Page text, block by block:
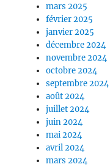
mars 2025
février 2025
janvier 2025
décembre 2024
novembre 2024
octobre 2024
septembre 2024
août 2024
juillet 2024
juin 2024
mai 2024
avril 2024
mars 2024